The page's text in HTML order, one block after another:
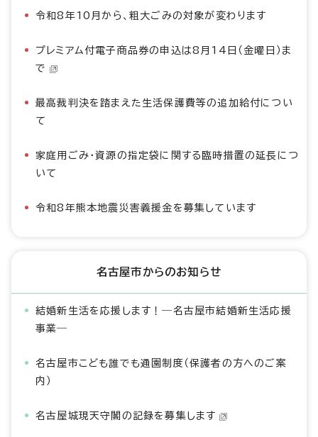
令和8年10月から、粗大ごみの対象が変わります
プレミアム付電子商品券の申込は8月14日（金曜日）ま
で
最高裁判決を踏まえた生活保護費等の追加給付につい
て
家庭用ごみ・資源の指定袋に関する臨時措置の延長につ
いて
令和8年熊本地震災害義援金を募集しています
名古屋市からのお知らせ
結婚新生活を応援します！―名古屋市結婚新生活応援
事業―
名古屋市こども誰でも通園制度（保護者の方へのご案
内）
名古屋城現天守閣の記録を募集します